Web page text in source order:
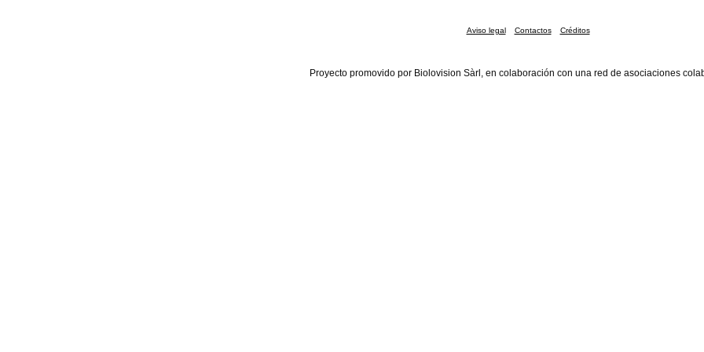
Aviso legal Contactos Créditos
Proyecto promovido por Biolovision Sàrl, en colaboración con una red de asociaciones